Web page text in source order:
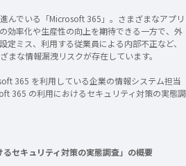
んでいる「Microsoft 365」。さまざまなアプリ
効率化や生産性の向上を期待できる一方で、外
定ミス、利用する従業員による内部不正など、
まな情報漏洩リスクが存在しています。
365 を利用している企業の情報システム担当
365 の利用におけるセキュリティ対策の実態調
セキュリティ対策の実態調査」の概要